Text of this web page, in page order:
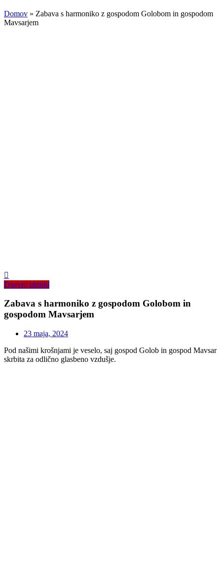
Domov » Zabava s harmoniko z gospodom Golobom in gospodom
Mavsarjem
Dnevni utrinki
Zabava s harmoniko z gospodom Golobom in
gospodom Mavsarjem
23 maja, 2024
Pod našimi krošnjami je veselo, saj gospod Golob in gospod Mavsar
skrbita za odlično glasbeno vzdušje.